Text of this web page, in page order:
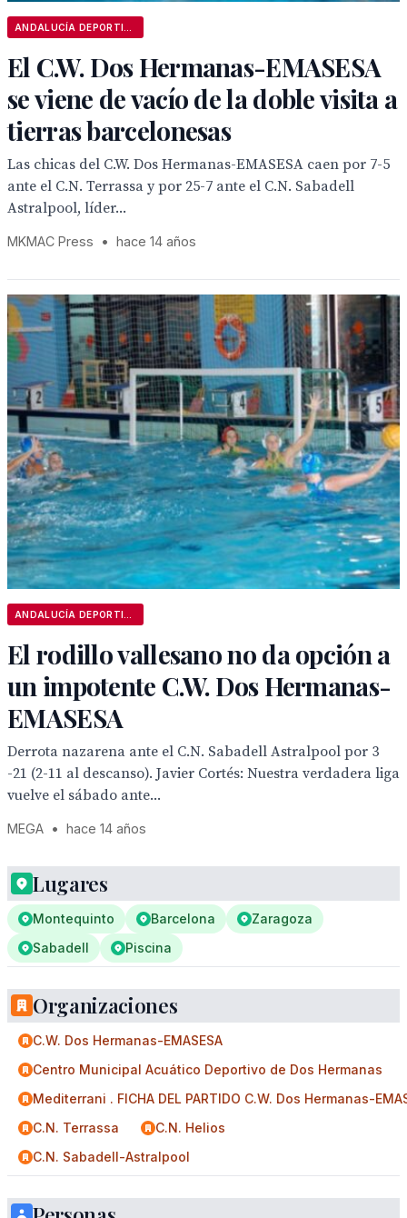
El C.W. Dos Hermanas-EMASESA
se viene de vacío de la doble visita a
tierras barcelonesas
Las chicas del C.W. Dos Hermanas-EMASESA caen por 7-5
ante el C.N. Terrassa y por 25-7 ante el C.N. Sabadell
Astralpool, líder...
MKMAC Press • hace 14 años
El rodillo vallesano no da opción a
un impotente C.W. Dos Hermanas-
EMASESA
Derrota nazarena ante el C.N. Sabadell Astralpool por 3
-21 (2-11 al descanso). Javier Cortés: Nuestra verdadera liga
vuelve el sábado ante...
MEGA • hace 14 años
Lugares
Montequinto Barcelona
Zaragoza
Sabadell
Piscina
Organizaciones
C.W. Dos Hermanas-EMASESA
Centro Municipal Acuático Deportivo de Dos Hermanas
Mediterrani . FICHA DEL PARTIDO C.W. Dos Hermanas-
C.N. Terrassa
C.N. Helios
C.N. Sabadell-Astralpool